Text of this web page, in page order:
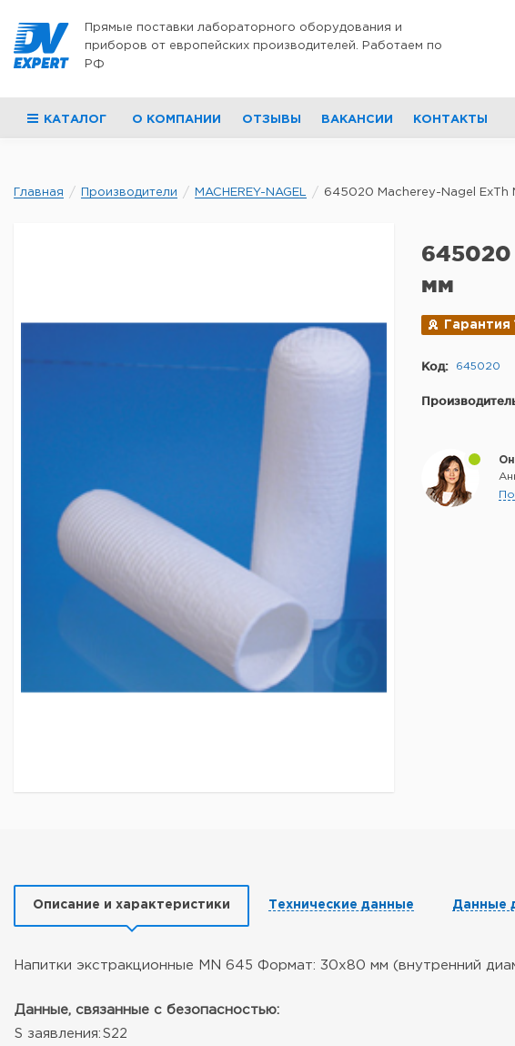
Прямые поставки лабораторного оборудования и
приборов от европейских производителей. Работаем по
РФ
КАТАЛОГ О КОМПАНИИ ОТЗЫВЫ ВАКАНСИИ КОНТАКТЫ
Главная Производители MACHEREY-NAGEL 645020 Macherey-Nagel ExTh
645020
мм
Гарантия
Код: 645020
Описание и характеристики Технические данные Данные
Напитки экстракционные MN 645 Формат: 30x80 мм (внутренний
Данные, связанные с безопасностью:
S заявления: S22